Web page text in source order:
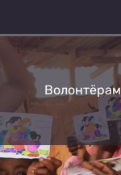
Волонтёрам